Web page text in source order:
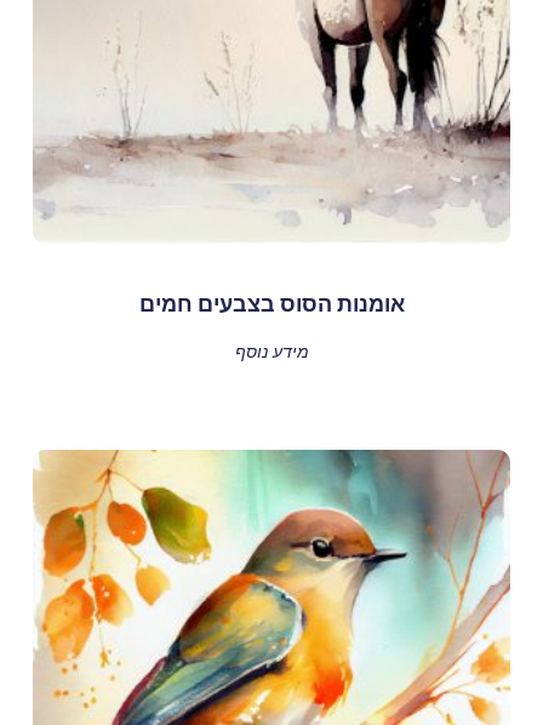
אומנות הסוס בצבעים חמים
מידע נוסף